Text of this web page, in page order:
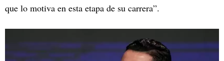
que lo motiva en esta etapa de su carrera”.